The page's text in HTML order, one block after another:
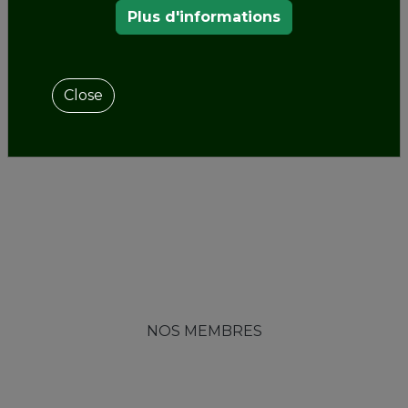
Plus d'informations
Close